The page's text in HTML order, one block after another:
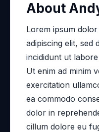
About
Lorem ipsum
adipiscing elit, sed
incididunt ut
Ut enim ad minim
exercitation
ea commodo
dolor in
cillum dolore eu